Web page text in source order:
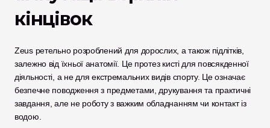
кінцівок
Zeus ретельно розроблений для дорослих, а також підлітків,
залежно від їхньої анатомії. Це протез кисті для повсякденної
діяльності, а не для екстремальних видів спорту. Це означає
безпечне поводження з предметами, друкування та практичні
завдання, але не роботу з важким обладнанням чи контакт із
водою.